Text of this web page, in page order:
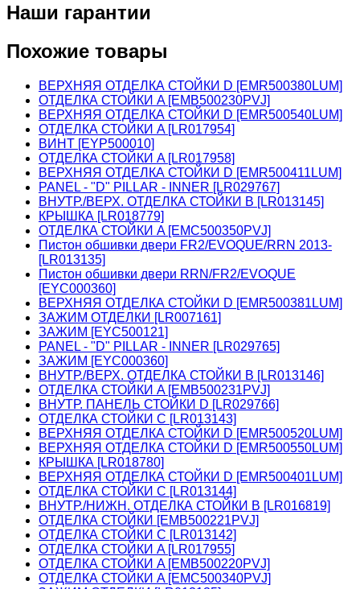
Наши гарантии
Похожие товары
ВЕРХНЯЯ ОТДЕЛКА СТОЙКИ D [EMR500380LUM]
ОТДЕЛКА СТОЙКИ A [EMB500230PVJ]
ВЕРХНЯЯ ОТДЕЛКА СТОЙКИ D [EMR500540LUM]
ОТДЕЛКА СТОЙКИ A [LR017954]
ВИНТ [EYP500010]
ОТДЕЛКА СТОЙКИ A [LR017958]
ВЕРХНЯЯ ОТДЕЛКА СТОЙКИ D [EMR500411LUM]
PANEL - "D" PILLAR - INNER [LR029767]
ВНУТР./ВЕРХ. ОТДЕЛКА СТОЙКИ B [LR013145]
КРЫШКА [LR018779]
ОТДЕЛКА СТОЙКИ A [EMC500350PVJ]
Пистон обшивки двери FR2/EVOQUE/RRN 2013-
[LR013135]
Пистон обшивки двери RRN/FR2/EVOQUE
[EYC000360]
ВЕРХНЯЯ ОТДЕЛКА СТОЙКИ D [EMR500381LUM]
ЗАЖИМ ОТДЕЛКИ [LR007161]
ЗАЖИМ [EYC500121]
PANEL - "D" PILLAR - INNER [LR029765]
ЗАЖИМ [EYC000360]
ВНУТР./ВЕРХ. ОТДЕЛКА СТОЙКИ B [LR013146]
ОТДЕЛКА СТОЙКИ A [EMB500231PVJ]
ВНУТР. ПАНЕЛЬ СТОЙКИ D [LR029766]
ОТДЕЛКА СТОЙКИ C [LR013143]
ВЕРХНЯЯ ОТДЕЛКА СТОЙКИ D [EMR500520LUM]
ВЕРХНЯЯ ОТДЕЛКА СТОЙКИ D [EMR500550LUM]
КРЫШКА [LR018780]
ВЕРХНЯЯ ОТДЕЛКА СТОЙКИ D [EMR500401LUM]
ОТДЕЛКА СТОЙКИ C [LR013144]
ВНУТР./НИЖН. ОТДЕЛКА СТОЙКИ B [LR016819]
ОТДЕЛКА СТОЙКИ [EMB500221PVJ]
ОТДЕЛКА СТОЙКИ C [LR013142]
ОТДЕЛКА СТОЙКИ A [LR017955]
ОТДЕЛКА СТОЙКИ A [EMB500220PVJ]
ОТДЕЛКА СТОЙКИ A [EMC500340PVJ]